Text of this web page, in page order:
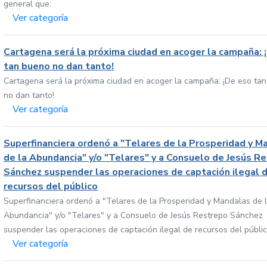
general que:
Ver categoría
Cartagena será la próxima ciudad en acoger la campaña:
tan bueno no dan tanto!
Cartagena será la próxima ciudad en acoger la campaña: ¡De eso
no dan tanto!
Ver categoría
Superfinanciera ordenó a "Telares de la Prosperidad y
de la Abundancia" y/o "Telares" y a Consuelo de Jesús
Sánchez suspender las operaciones de captación ilegal
recursos del público
Superfinanciera ordenó a "Telares de la Prosperidad y Mandalas de
Abundancia" y/o "Telares" y a Consuelo de Jesús Restrepo Sánchez
suspender las operaciones de captación ilegal de recursos del
Ver categoría